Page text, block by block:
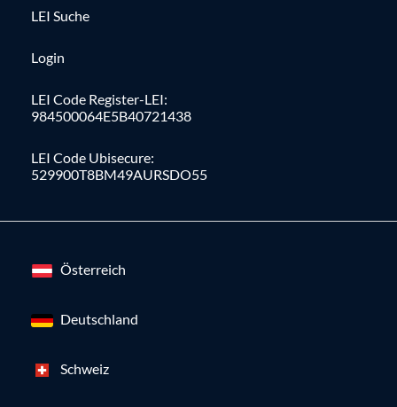
LEI Suche
Login
LEI Code Register-LEI:
984500064E5B40721438
LEI Code Ubisecure:
529900T8BM49AURSDO55
Österreich
Deutschland
Schweiz